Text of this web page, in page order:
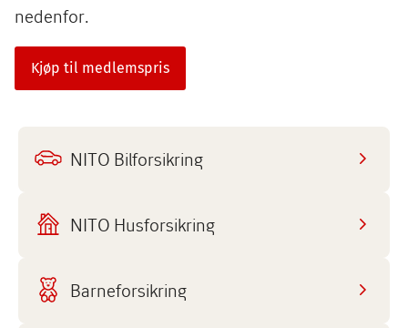
nedenfor.
Kjøp til medlemspris
NITO Bilforsikring
NITO Husforsikring
Barneforsikring